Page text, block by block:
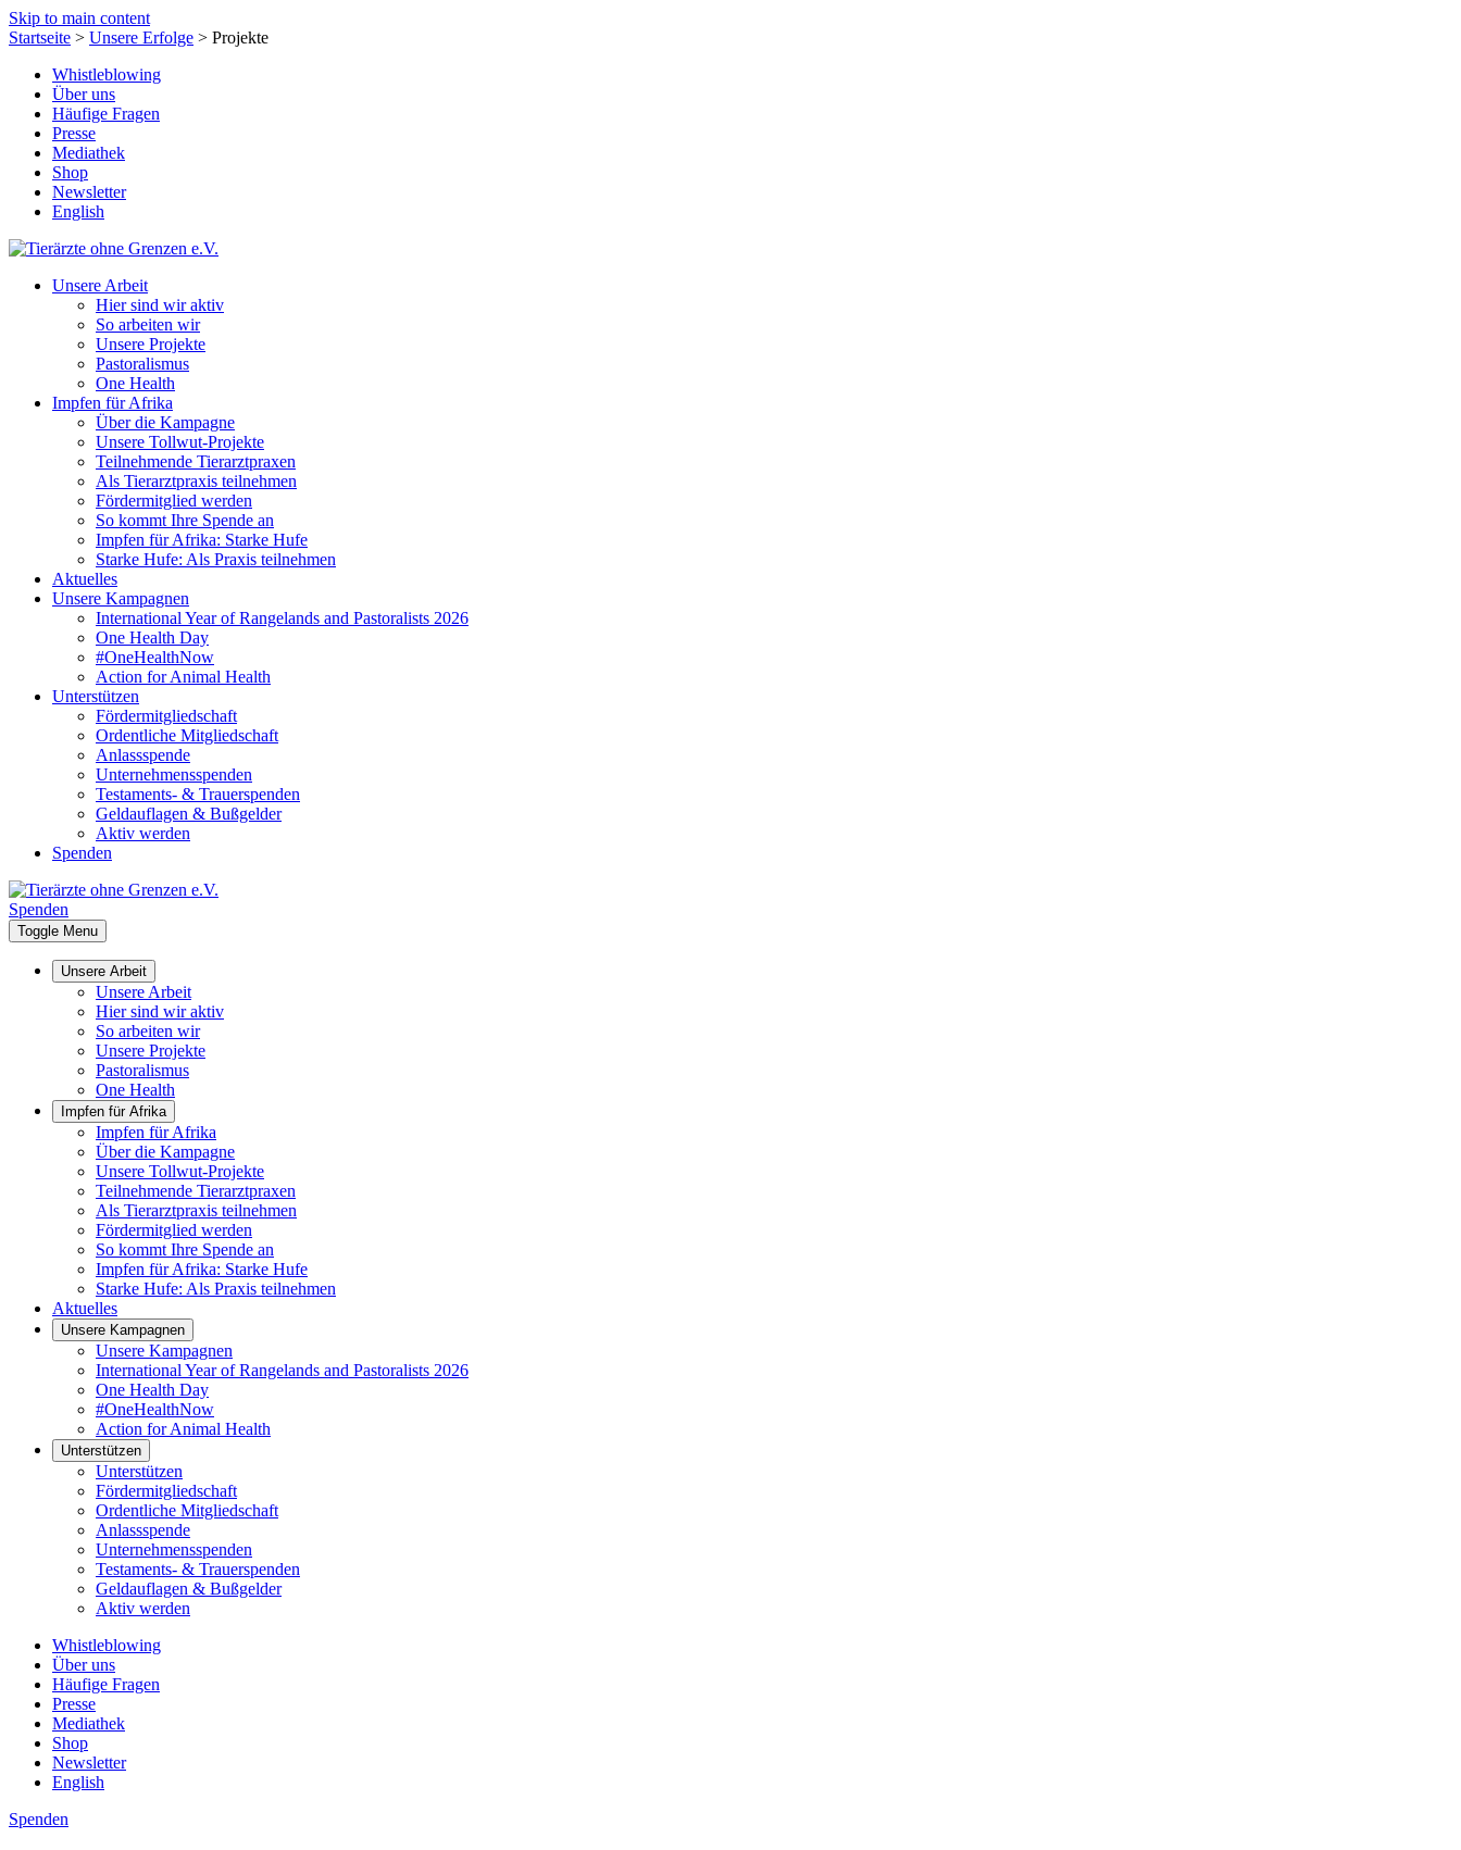
Skip to main content
Startseite > Unsere Erfolge > Projekte
Whistleblowing
Über uns
Häufige Fragen
Presse
Mediathek
Shop
Newsletter
English
Unsere Arbeit
Hier sind wir aktiv
So arbeiten wir
Unsere Projekte
Pastoralismus
One Health
Impfen für Afrika
Über die Kampagne
Unsere Tollwut-Projekte
Teilnehmende Tierarztpraxen
Als Tierarztpraxis teilnehmen
Fördermitglied werden
So kommt Ihre Spende an
Impfen für Afrika: Starke Hufe
Starke Hufe: Als Praxis teilnehmen
Aktuelles
Unsere Kampagnen
International Year of Rangelands and Pastoralists 2026
One Health Day
#OneHealthNow
Action for Animal Health
Unterstützen
Fördermitgliedschaft
Ordentliche Mitgliedschaft
Anlassspende
Unternehmensspenden
Testaments- & Trauerspenden
Geldauflagen & Bußgelder
Aktiv werden
Spenden
Spenden
Toggle Menu
Unsere Arbeit
Unsere Arbeit
Hier sind wir aktiv
So arbeiten wir
Unsere Projekte
Pastoralismus
One Health
Impfen für Afrika
Impfen für Afrika
Über die Kampagne
Unsere Tollwut-Projekte
Teilnehmende Tierarztpraxen
Als Tierarztpraxis teilnehmen
Fördermitglied werden
So kommt Ihre Spende an
Impfen für Afrika: Starke Hufe
Starke Hufe: Als Praxis teilnehmen
Aktuelles
Unsere Kampagnen
Unsere Kampagnen
International Year of Rangelands and Pastoralists 2026
One Health Day
#OneHealthNow
Action for Animal Health
Unterstützen
Unterstützen
Fördermitgliedschaft
Ordentliche Mitgliedschaft
Anlassspende
Unternehmensspenden
Testaments- & Trauerspenden
Geldauflagen & Bußgelder
Aktiv werden
Whistleblowing
Über uns
Häufige Fragen
Presse
Mediathek
Shop
Newsletter
English
Spenden